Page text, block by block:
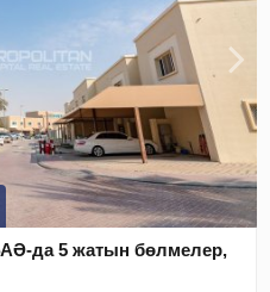
да 5 жатын бөлмелер,